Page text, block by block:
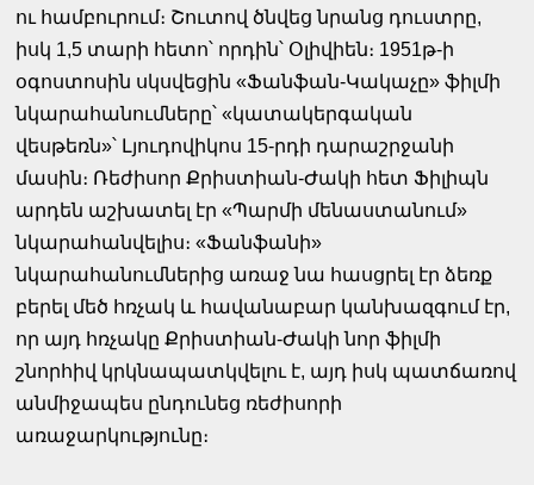
ու համբուրում։ Շուտով ծնվեց նրանց դուստրը,
իսկ 1,5 տարի հետո՝ որդին՝ Օլիվիեն։ 1951թ-ի
օգոստոսին սկսվեցին «Ֆանֆան-Կակաչը» ֆիլմի
նկարահանումները՝ «կատակերգական
վեսթեռն»՝ Լյուդովիկոս 15-րդի դարաշրջանի
մասին։ Ռեժիսոր Քրիստիան-Ժակի հետ Ֆիլիպն
արդեն աշխատել էր «Պարմի մենաստանում»
նկարահանվելիս։ «Ֆանֆանի»
նկարահանումներից առաջ նա հասցրել էր ձեռք
բերել մեծ հռչակ և հավանաբար կանխազգում էր,
որ այդ հռչակը Քրիստիան-Ժակի նոր ֆիլմի
շնորհիվ կրկնապատկվելու է, այդ իսկ պատճառով
անմիջապես ընդունեց ռեժիսորի
առաջարկությունը։